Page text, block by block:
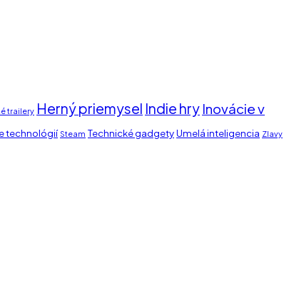
trailery Herný priemysel Indie hry Inovácie v
technológií Steam Technické gadgetyUmelá inteligencia Zlavy